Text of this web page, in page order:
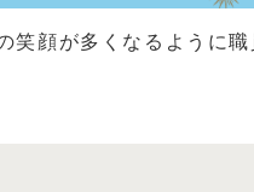
顔が多くなるように職